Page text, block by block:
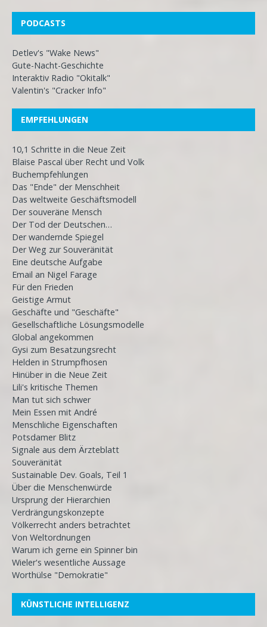
PODCASTS
Detlev's "Wake News"
Gute-Nacht-Geschichte
Interaktiv Radio "Okitalk"
Valentin's "Cracker Info"
EMPFEHLUNGEN
10,1 Schritte in die Neue Zeit
Blaise Pascal über Recht und Volk
Buchempfehlungen
Das "Ende" der Menschheit
Das weltweite Geschäftsmodell
Der souveräne Mensch
Der Tod der Deutschen…
Der wandernde Spiegel
Der Weg zur Souveränität
Eine deutsche Aufgabe
Email an Nigel Farage
Für den Frieden
Geistige Armut
Geschäfte und "Geschäfte"
Gesellschaftliche Lösungsmodelle
Global angekommen
Gysi zum Besatzungsrecht
Helden in Strumpfhosen
Hinüber in die Neue Zeit
Lili's kritische Themen
Man tut sich schwer
Mein Essen mit André
Menschliche Eigenschaften
Potsdamer Blitz
Signale aus dem Ärzteblatt
Souveränität
Sustainable Dev. Goals, Teil 1
Über die Menschenwürde
Ursprung der Hierarchien
Verdrängungskonzepte
Völkerrecht anders betrachtet
Von Weltordnungen
Warum ich gerne ein Spinner bin
Wieler's wesentliche Aussage
Worthülse "Demokratie"
KÜNSTLICHE INTELLIGENZ